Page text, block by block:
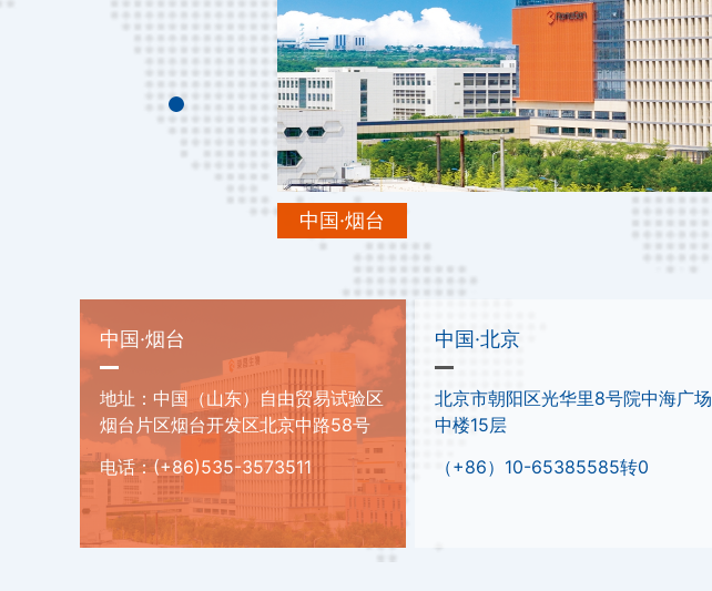
中国·烟台
中国·烟台
地址：中国（山东）自由贸易试验区
烟台片区烟台开发区北京中路58号
电话：(+86)535-3573511
中国·北京
北京市朝阳区光华里8号院中海广场
中楼15层
（+86）10-65385585转0